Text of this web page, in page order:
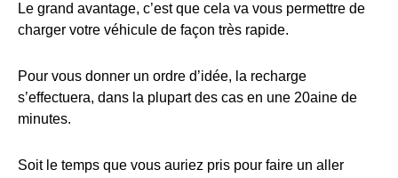
Le grand avantage, c’est que cela va vous permettre de
charger votre véhicule de façon très rapide.
Pour vous donner un ordre d’idée, la recharge
s’effectuera, dans la plupart des cas en une 20aine de
minutes.
Soit le temps que vous auriez pris pour faire un aller